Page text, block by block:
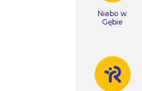
Niebo w
Gębie